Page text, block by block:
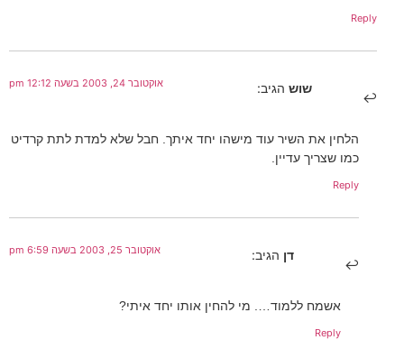
Reply
שוש הגיב: אוקטובר 24, 2003 בשעה 12:12 pm
הלחין את השיר עוד מישהו יחד איתך. חבל שלא למדת לתת קרדיט
כמו שצריך עדיין.
Reply
דן הגיב: אוקטובר 25, 2003 בשעה 6:59 pm
אשמח ללמוד…. מי להחין אותו יחד איתי?
Reply